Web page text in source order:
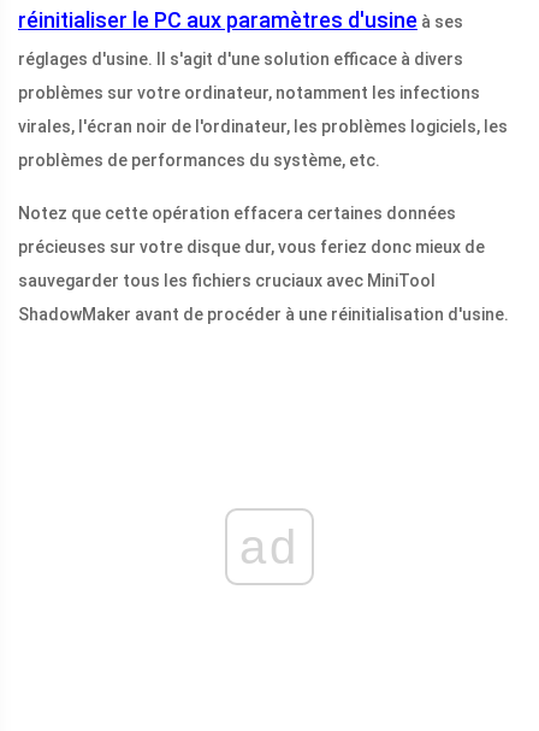
réinitialiser le PC aux paramètres d'usine à ses
réglages d'usine. Il s'agit d'une solution efficace à divers
problèmes sur votre ordinateur, notamment les infections
virales, l'écran noir de l'ordinateur, les problèmes logiciels, les
problèmes de performances du système, etc.
Notez que cette opération effacera certaines données
précieuses sur votre disque dur, vous feriez donc mieux de
sauvegarder tous les fichiers cruciaux avec MiniTool
ShadowMaker avant de procéder à une réinitialisation d'usine.
ad